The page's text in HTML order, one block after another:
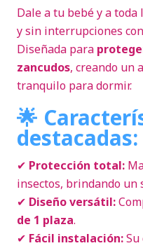
Dale a tu bebé y a
y sin interrupciones
Diseñada para
zancudos, creando un
tranquilo para dormir.
🌟
destacadas:
✔ Protección total:
insectos, brindando un
✔ Diseño versátil:
de 1 plaza.
✔ Fácil instalación: